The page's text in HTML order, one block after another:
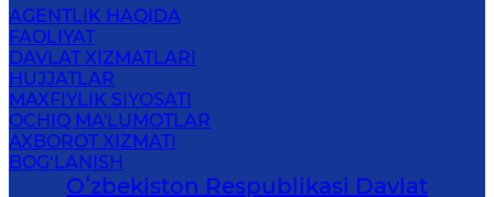
AGENTLIK HAQIDA
FAOLIYAT
DAVLAT XIZMATLARI
HUJJATLAR
MAXFIYLIK SIYOSATI
OCHIQ MA'LUMOTLAR
AXBOROT XIZMATI
BOG‘LANISH
Oʻzbekiston Respublikasi Davlat